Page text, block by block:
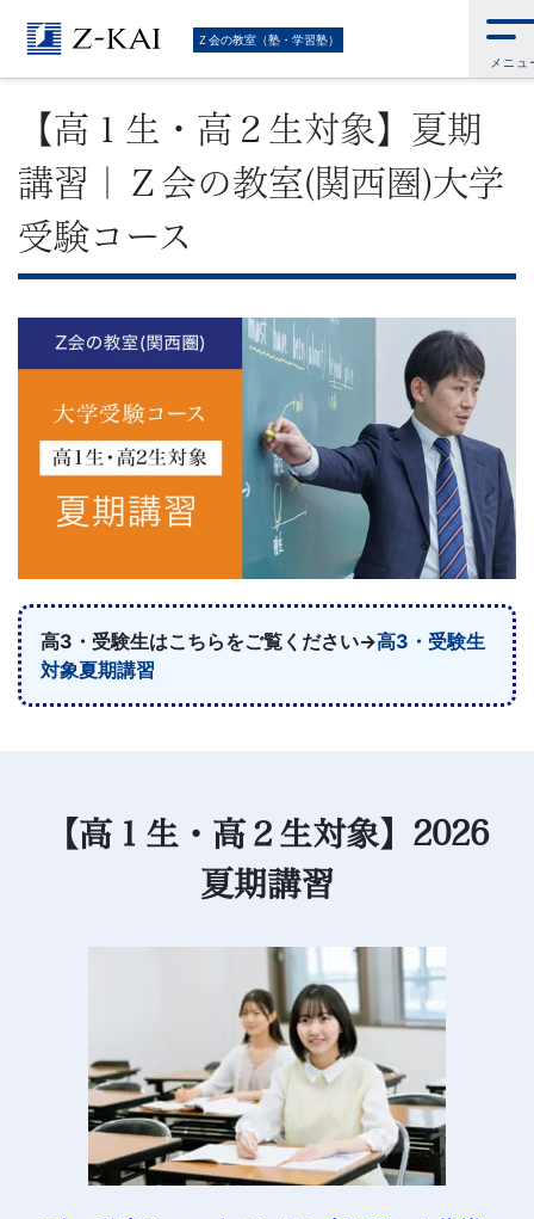
難
関
受
験
に
強
塾
Ｚ会の教室（塾・学習塾）
メニュ
Ｚ会トップ> Ｚ会の教室（塾・学習塾）>Ｚ会の教室（関西圏）
Ｚ会の教
室(関西圏)｜大学受験コース >【高１生・高２生対象】夏期講習｜Ｚ会の教室
【高１生・高２生対象】夏期
講習｜Ｚ会の教室(関西圏)大学
受験コース
高3・受験生はこちらをご覧ください→高3・受験生
対象夏期講習
【高１生・高２生対象】2026
夏期講習